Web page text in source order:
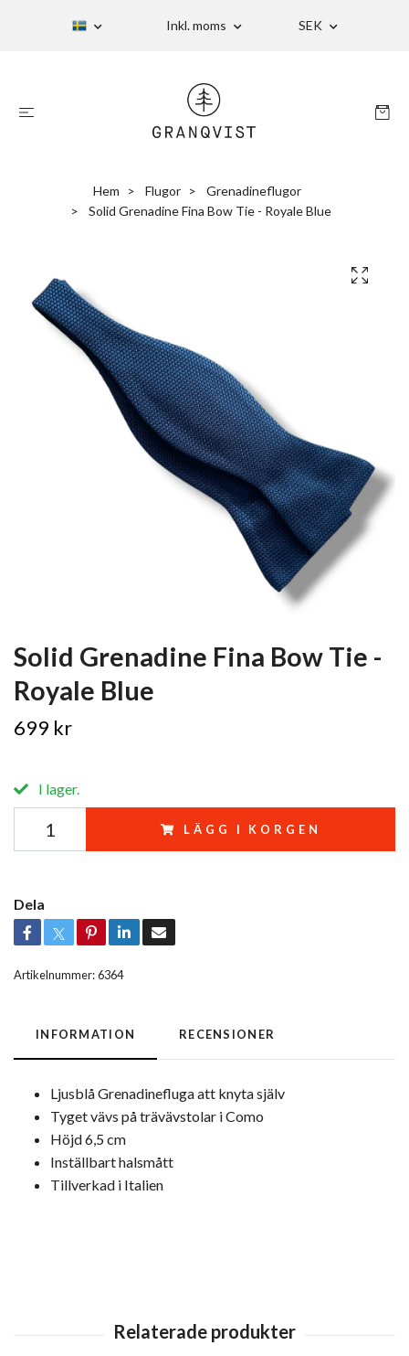
Inkl. moms SEK
Hem Flugor
Grenadineflugor
Solid Grenadine Fina Bow Tie - Royale Blue
Solid Grenadine Fina Bow Tie -
Royale Blue
699 kr
I lager.
LÄGG I KORGEN
Dela
Artikelnummer:6364
INFORMATION RECENSIONER
Ljusblå Grenadinefluga att knyta själv
Tyget vävs på trävävstolar i Como
Höjd 6,5 cm
Inställbart halsmått
Tillverkad i Italien